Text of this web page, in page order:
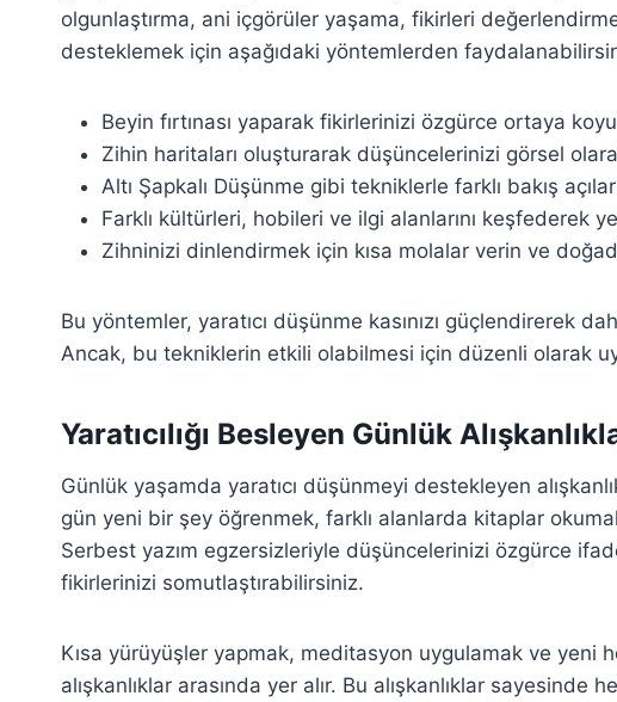
olgunlaştırma, ani içgörüler yaşama, fikirleri
desteklemek için aşağıdaki yöntemlerden
Beyin fırtınası yaparak fikirlerinizi özgürce ortaya
Zihin haritaları oluşturarak düşüncelerinizi görsel
Altı Şapkalı Düşünme gibi tekniklerle farklı bakış
Farklı kültürleri, hobileri ve ilgi alanlarını keşfederek
Zihninizi dinlendirmek için kısa molalar verin ve
Bu yöntemler, yaratıcı düşünme kasınızı güçlendirerek
Ancak, bu tekniklerin etkili olabilmesi için düzenli olarak
Yaratıcılığı Besleyen Günlük
Günlük yaşamda yaratıcı düşünmeyi destekleyen
gün yeni bir şey öğrenmek, farklı alanlarda kitaplar
Serbest yazım egzersizleriyle düşüncelerinizi özgürce
fikirlerinizi somutlaştırabilirsiniz.
Kısa yürüyüşler yapmak, meditasyon uygulamak ve yeni
alışkanlıklar arasında yer alır. Bu alışkanlıklar